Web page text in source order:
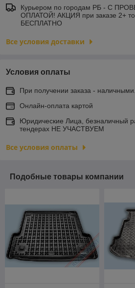
Курьером по городам РБ - С
ОПЛАТОЙ! АКЦИЯ при заказе 2+
БЕСПЛАТНО
Все условия доставки
Условия оплаты
При получении заказа - наличными.
Онлайн-оплата картой
Юридические Лица, безналичный
тендерах НЕ УЧАСТВУЕМ
Все условия оплаты
Подобные товары компании